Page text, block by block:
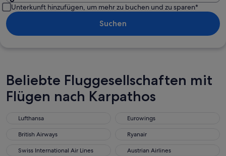
Unterkunft hinzufügen, um mehr zu buchen und zu sparen*
Suchen
Beliebte Fluggesellschaften mit
Flügen nach Karpathos
Lufthansa
Lufthansa Eurowings
Eurowings
British Airways
British Airways Ryanair
Ryanair
Swiss International Air Lines
Swiss International Air Lines Austrian Airlines
Austrian Airlines